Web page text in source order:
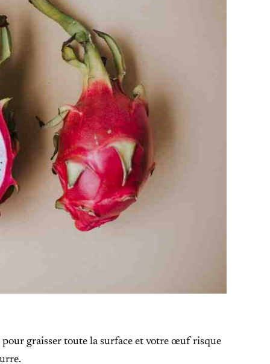
graisser toute la surface et votre œuf risque